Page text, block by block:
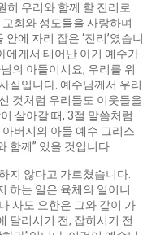
히 우리와 함께 할 진리로
회와 성도들을 사랑하며
에 자리 잡은 ‘진리’였습니
에게서 태어난 아기 예수가
의 아들이시요, 우리를 위
실입니다. 예수님께서 우리
것처럼 우리들도 이웃들을
살아갈 때, 3절 말씀처럼
버지의 아들 예수 그리스
함께” 있을 것입니다.
지 않다고 가르쳤습니다.
하는 일은 육체의 일이니
사도 요한은 그와 같이 가
달리시기 전, 잡히시기 전